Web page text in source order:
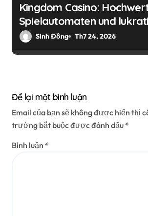
Kingdom Casino:
Spielautomaten und
Bonusangebote für
Sinh Đồng Th7 24, 2026
Để lại một bình luận
Email của bạn sẽ không được hiển thị
trường bắt buộc được đánh dấu *
Bình luận *